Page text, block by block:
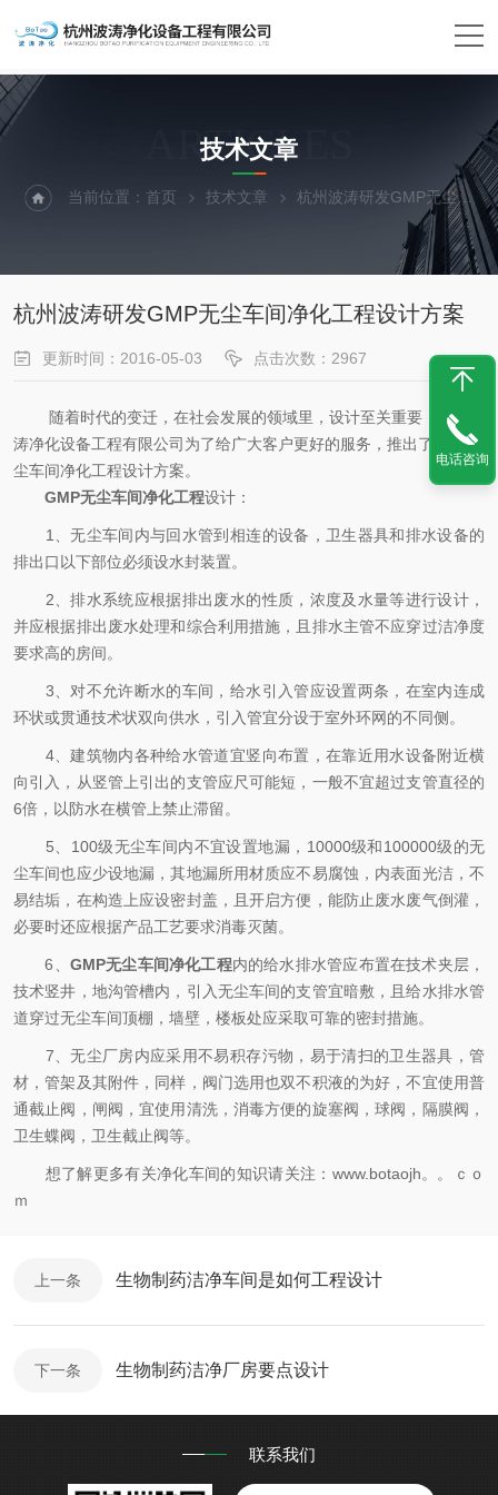
ARTICLES
技术文章
当前位置：首页 技术文章 杭州波涛研发GMP无尘车间净化工程设计方案
杭州波涛研发GMP无尘车间净化工程设计方案
更新时间：2016-05-03 点击次数：2967
随着时代的变迁，在社会发展的领域里，设计至关重要，杭州波
涛净化设备工程有限公司为了给广大客户更好的服务，推出了GMP无
尘车间净化工程设计方案。
GMP无尘车间净化工程设计：
1、无尘车间内与回水管到相连的设备，卫生器具和排水设备的
排出口以下部位必须设水封装置。
2、排水系统应根据排出废水的性质，浓度及水量等进行设计，
并应根据排出废水处理和综合利用措施，且排水主管不应穿过洁净度
要求高的房间。
3、对不允许断水的车间，给水引入管应设置两条，在室内连成
环状或贯通技术状双向供水，引入管宜分设于室外环网的不同侧。
4、建筑物内各种给水管道宜竖向布置，在靠近用水设备附近横
向引入，从竖管上引出的支管应尺可能短，一般不宜超过支管直径的
6倍，以防水在横管上禁止滞留。
5、100级无尘车间内不宜设置地漏，10000级和100000级的无
尘车间也应少设地漏，其地漏所用材质应不易腐蚀，内表面光洁，不
易结垢，在构造上应设密封盖，且开启方便，能防止废水废气倒灌，
必要时还应根据产品工艺要求消毒灭菌。
6、 GMP无尘车间净化工程内的给水排水管应布置在技术夹层，
技术竖井，地沟管槽内，引入无尘车间的支管宜暗敷，且给水排水管
道穿过无尘车间顶棚，墙壁，楼板处应采取可靠的密封措施。
7、无尘厂房内应采用不易积存污物，易于清扫的卫生器具，管
材，管架及其附件，同样，阀门选用也双不积液的为好，不宜使用普
通截止阀，闸阀，宜使用清洗，消毒方便的旋塞阀，球阀，隔膜阀，
卫生蝶阀，卫生截止阀等。
想了解更多有关净化车间的知识请关注：www.botaojh。。ｃｏ
ｍ
上一条 生物制药洁净车间是如何工程设计
下一条 生物制药洁净厂房要点设计
联系我们
电话咨询